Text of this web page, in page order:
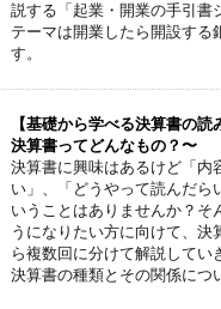
説する「起業・開業の手引書
テーマは開業したら開設する
す。
【基礎から学べる決算書の
決算書ってどんなもの？〜
決算書に興味はあるけど「内
い」、「どうやって読んだら
いうことはありませんか？そ
うになりたい方に向けて、決
ら複数回に分けて解説してい
決算書の種類とその関係につ